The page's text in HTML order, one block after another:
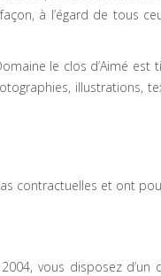
à l’égard de tous
le clos d’Aimé est
illustrations,
contractuelles et ont
vous disposez d’un